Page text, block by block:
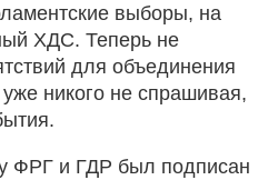
выборы, на
ХДС. Теперь не
для объединения
никого не спрашивая,
ФРГ и ГДР был подписан